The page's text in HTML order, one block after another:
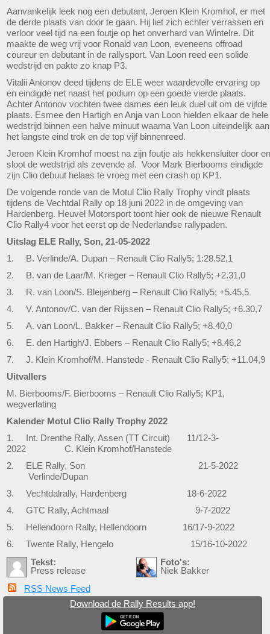
Aanvankelijk leek nog een debutant, Jeroen Klein Kromhof, er met
de derde plaats van door te gaan. Hij liet zich echter verrassen en
verloor veel tijd na een foutje op het onverhard van Wintelre. Dit
maakte de weg vrij voor Ronald van Loon, eveneens offroad
coureur en debutant in de rallysport. Van Loon reed een solide
wedstrijd en pakte zo knap P3.
Vitalii Antonov deed tijdens de ELE weer waardevolle ervaring op
en eindigde net naast het podium op een goede vierde plaats.
Achter Antonov vochten twee dames een leuk duel uit om de vijfde
plaats. Esmee den Hartigh en Anja van Loon hielden elkaar de hele
wedstrijd binnen een halve minuut waarna Van Loon uiteindelijk aan
het langste eind trok en de top vijf binnenreed.
Jeroen Klein Kromhof moest na zijn foutje als hekkensluiter door en
sloot de wedstrijd als zevende af. Voor Mark Bierbooms eindigde
zijn Clio debuut helaas te vroeg met een crash op KP1.
De volgende ronde van de Motul Clio Rally Trophy vindt plaats
tijdens de Vechtdal Rally op 18 juni 2022 in de omgeving van
Hardenberg. Heuvel Motorsport toont hier ook de nieuwe Renault
Clio Rally4 voor het eerst op de Nederlandse rallypaden.
Uitslag ELE Rally, Son, 21-05-2022
1. B. Verlinde/A. Dupan – Renault Clio Rally5; 1:28.52,1
2. B. van de Laar/M. Krieger – Renault Clio Rally5; +2.31,0
3. R. van Loon/S. Bleijenberg – Renault Clio Rally5; +5.45,5
4. V. Antonov/C. van der Rijssen – Renault Clio Rally5; +6.30,7
5. A. van Loon/L. Bakker – Renault Clio Rally5; +8.40,0
6. E. den Hartigh/J. Ebbers – Renault Clio Rally5; +8.46,2
7. J. Klein Kromhof/M. Hanstede - Renault Clio Rally5; +11.04,9
Uitvallers
M. Bierbooms/F. Bierbooms – Renault Clio Rally5; KP1,
wegverlating
Kalender Motul Clio Rally Trophy 2022
1. Int. Drenthe Rally, Assen (TT Circuit) 11/12-3-
2022 C. Klein Kromhof/Hanstede
2. ELE Rally, Son 21-5-2022
Verlinde/Dupan
3. Vechtdalrally, Hardenberg 18-6-2022
4. GTC Rally, Achtmaal 9-7-2022
5. Hellendoorn Rally, Hellendoorn 16/17-9-2022
6. Twente Rally, Hengelo 15/16-10-2022
Tekst:
Press release
Foto's:
Niek Bakker
RSS News Feed
Download de Rally Results app!